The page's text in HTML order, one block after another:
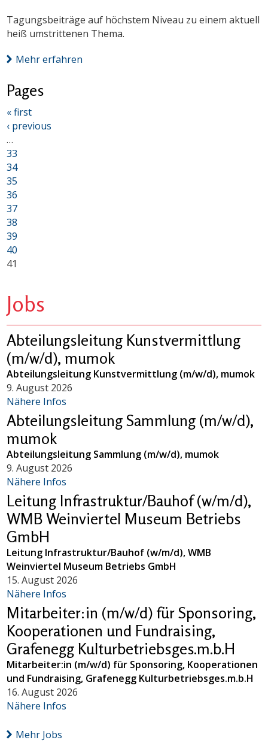
Tagungsbeiträge auf höchstem Niveau zu einem aktuell
heiß umstrittenen Thema.
Mehr erfahren
Pages
« first
‹ previous
…
33
34
35
36
37
38
39
40
41
Jobs
Abteilungsleitung Kunstvermittlung
(m/w/d), mumok
Abteilungsleitung Kunstvermittlung (m/w/d), mumok
9. August 2026
Nähere Infos
Abteilungsleitung Sammlung (m/w/d),
mumok
Abteilungsleitung Sammlung (m/w/d), mumok
9. August 2026
Nähere Infos
Leitung Infrastruktur/Bauhof (w/m/d),
WMB Weinviertel Museum Betriebs
GmbH
Leitung Infrastruktur/Bauhof (w/m/d), WMB
Weinviertel Museum Betriebs GmbH
15. August 2026
Nähere Infos
Mitarbeiter:in (m/w/d) für Sponsoring,
Kooperationen und Fundraising,
Grafenegg Kulturbetriebsges.m.b.H
Mitarbeiter:in (m/w/d) für Sponsoring, Kooperationen
und Fundraising, Grafenegg Kulturbetriebsges.m.b.H
16. August 2026
Nähere Infos
Mehr Jobs